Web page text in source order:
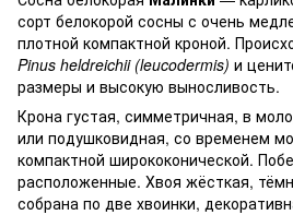
сорт белокорой сосны с очень
плотной компактной кроной.
Pinus heldreichii (leucodermis) и
размеры и высокую выносливость.
Крона густая, симметричная, в
или подушковидная, со временем
компактной ширококонической.
расположенные. Хвоя жёсткая,
собрана по две хвоинки,